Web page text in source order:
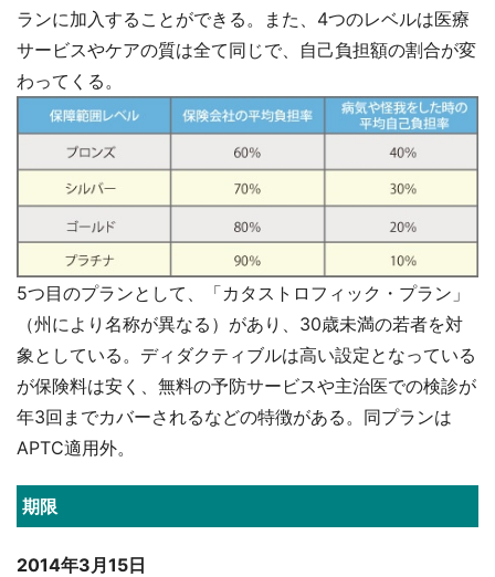
ランに加入することができる。また、4つのレベルは医療
サービスやケアの質は全て同じで、自己負担額の割合が変
わってくる。
5つ目のプランとして、「カタストロフィック・プラン」
（州により名称が異なる）があり、30歳未満の若者を対
象としている。ディダクティブルは高い設定となっている
が保険料は安く、無料の予防サービスや主治医での検診が
年3回までカバーされるなどの特徴がある。同プランは
APTC適用外。
期限
2014年3月15日